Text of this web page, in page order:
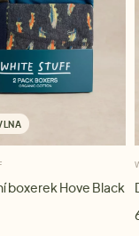
boxerek Hove Black